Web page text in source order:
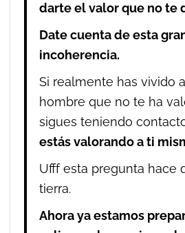
darte el valor que no te
Date cuenta de esta
incoherencia.
Si realmente has vivido
hombre que no te ha
sigues teniendo
estás valorando a ti
Ufff esta pregunta hace
tierra.
Ahora ya estamos